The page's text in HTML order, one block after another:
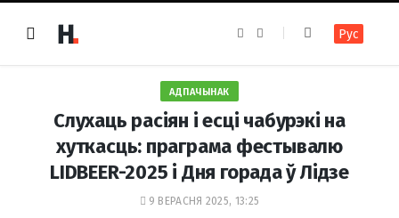
e
k
t
a
m
Рус
АДПАЧЫНАК
Слухаць расіян і есці чабурэкі на
хуткасць: праграма фестывалю
LIDBEER-2025 і Дня горада ў Лідзе
9 ВЕРАСНЯ 2025, 13:25